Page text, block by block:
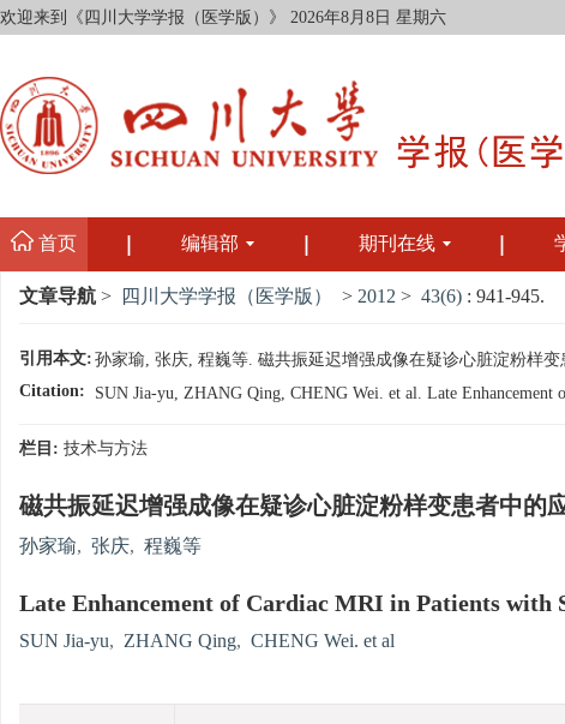
欢迎来到《四川大学学报（医学版）》 2026年8月8日 星期六
首页 编辑部 期刊在线
文章导航 > 四川大学学报（医学版） > 2012 > 43(6) : 941-945.
引用本文:孙家瑜, 张庆, 程巍等. 磁共振延迟增强成像在疑诊心脏淀粉样
Citation:
SUN Jia-yu, ZHANG Qing, CHENG Wei. et al. Late
栏目: 技术与方法
磁共振延迟增强成像在疑诊心脏淀粉样变患者中的
孙家瑜, 张庆, 程巍等
Late Enhancement of Cardiac MRI in Patients with
SUN Jia-yu, ZHANG Qing, CHENG Wei. et al